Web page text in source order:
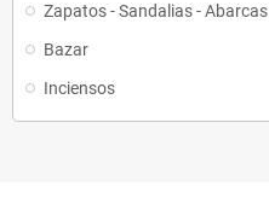
Zapatos - Sandalias - Abarcas
Bazar
Inciensos